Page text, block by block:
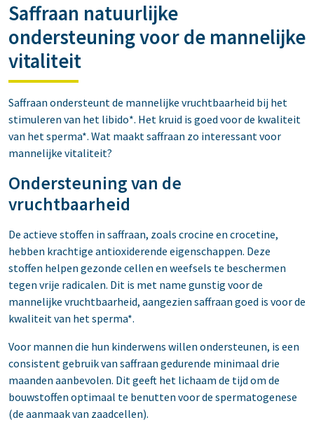
Saffraan natuurlijke
ondersteuning voor de mannelijke
vitaliteit
Saffraan ondersteunt de mannelijke vruchtbaarheid bij het
stimuleren van het libido*. Het kruid is goed voor de kwaliteit
van het sperma*. Wat maakt saffraan zo interessant voor
mannelijke vitaliteit?
Ondersteuning van de
vruchtbaarheid
De actieve stoffen in saffraan, zoals crocine en crocetine,
hebben krachtige antioxiderende eigenschappen. Deze
stoffen helpen gezonde cellen en weefsels te beschermen
tegen vrije radicalen. Dit is met name gunstig voor de
mannelijke vruchtbaarheid, aangezien saffraan goed is voor de
kwaliteit van het sperma*.
Voor mannen die hun kinderwens willen ondersteunen, is een
consistent gebruik van saffraan gedurende minimaal drie
maanden aanbevolen. Dit geeft het lichaam de tijd om de
bouwstoffen optimaal te benutten voor de spermatogenese
(de aanmaak van zaadcellen).